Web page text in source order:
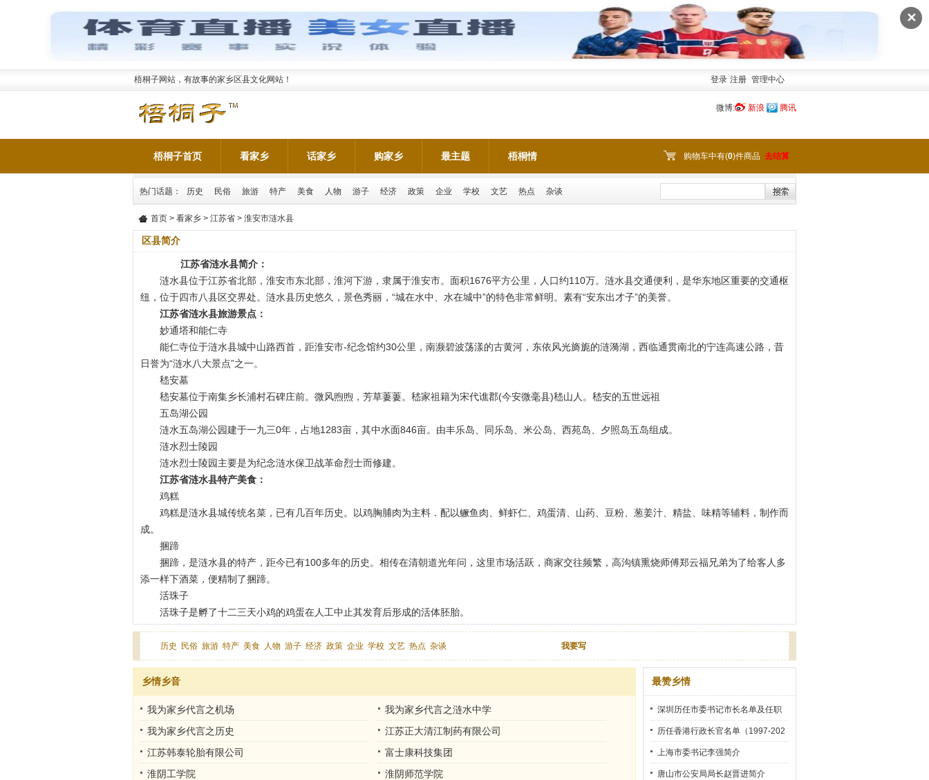
✕
梧桐子网站，有故事的家乡区县文化网站！ 登录 注册 管理中心
微博: 新浪 腾讯
梧桐子首页 看家乡 话家乡 购家乡 最主题 梧桐情 购物车中有(0)件商品 去结算
热门话题： 历史 民俗 旅游 特产 美食 人物 游子 经济 政策 企业 学校 文艺 热点 杂谈
首页 > 看家乡 > 江苏省 > 淮安市涟水县
区县简介
江苏省涟水县简介：
涟水县位于江苏省北部，淮安市东北部，淮河下游，隶属于淮安市。面积1676平方公里，人口约110万。涟水县交通便利，是华东地区重要的交通枢
纽，位于四市八县区交界处。涟水县历史悠久，景色秀丽，“城在水中、水在城中”的特色非常鲜明。素有“安东出才子”的美誉。
江苏省涟水县旅游景点：
妙通塔和能仁寺
能仁寺位于涟水县城中山路西首，距淮安市-纪念馆约30公里，南濒碧波荡漾的古黄河，东依风光旖旎的涟漪湖，西临通贯南北的宁连高速公路，昔
日誉为“涟水八大景点”之一。
嵇安墓
嵇安墓位于南集乡长浦村石碑庄前。微风煦煦，芳草萋萋。嵇家祖籍为宋代谯郡(今安微毫县)嵇山人。嵇安的五世远祖
五岛湖公园
涟水五岛湖公园建于一九三0年，占地1283亩，其中水面846亩。由丰乐岛、同乐岛、米公岛、西苑岛、夕照岛五岛组成。
涟水烈士陵园
涟水烈士陵园主要是为纪念涟水保卫战革命烈士而修建。
江苏省涟水县特产美食：
鸡糕
鸡糕是涟水县城传统名菜，已有几百年历史。以鸡胸脯肉为主料．配以鳜鱼肉、鲜虾仁、鸡蛋清、山药、豆粉、葱姜汁、精盐、味精等辅料，制作而
成。
捆蹄
捆蹄，是涟水县的特产，距今已有100多年的历史。相传在清朝道光年问，这里市场活跃，商家交往频繁，高沟镇熏烧师傅郑云福兄弟为了给客人多
添一样下酒菜，便精制了捆蹄。
活珠子
活珠子是孵了十二三天小鸡的鸡蛋在人工中止其发育后形成的活体胚胎。
历史 民俗 旅游 特产 美食 人物 游子 经济 政策 企业 学校 文艺 热点 杂谈 我要写
乡情乡音
我为家乡代言之机场
我为家乡代言之涟水中学
我为家乡代言之历史
江苏正大清江制药有限公司
江苏韩泰轮胎有限公司
富士康科技集团
淮阴工学院
淮阴师范学院
最赞乡情
深圳历任市委书记市长名单及任职
时间
历任香港行政长官名单（1997-202
2）
上海市委书记李强简介
唐山市公安局局长赵晋进简介